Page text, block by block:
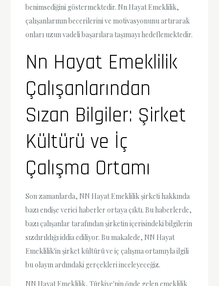
benimsediğini göstermektedir. Nn Hayat Emeklilik,
çalışanlarının becerilerini ve motivasyonunu artırarak
onları uzun vadeli başarılara taşımayı hedeflemektedir.
Nn Hayat Emeklilik
Çalışanlarından
Sızan Bilgiler: Şirket
Kültürü ve İç
Çalışma Ortamı
Son zamanlarda, NN Hayat Emeklilik şirketi hakkında
bazı endişe verici haberler ortaya çıktı. Bu haberlerde,
bazı çalışanlar tarafından şirketin içerisindeki bilgilerin
sızdırıldığı iddia ediliyor. Bu makalede, NN Hayat
Emeklilik'in şirket kültürü ve iç çalışma ortamıyla ilgili
bu olayın ardındaki gerçekleri inceleyeceğiz.
NN Hayat Emeklilik, Türkiye'nin önde gelen emeklilik